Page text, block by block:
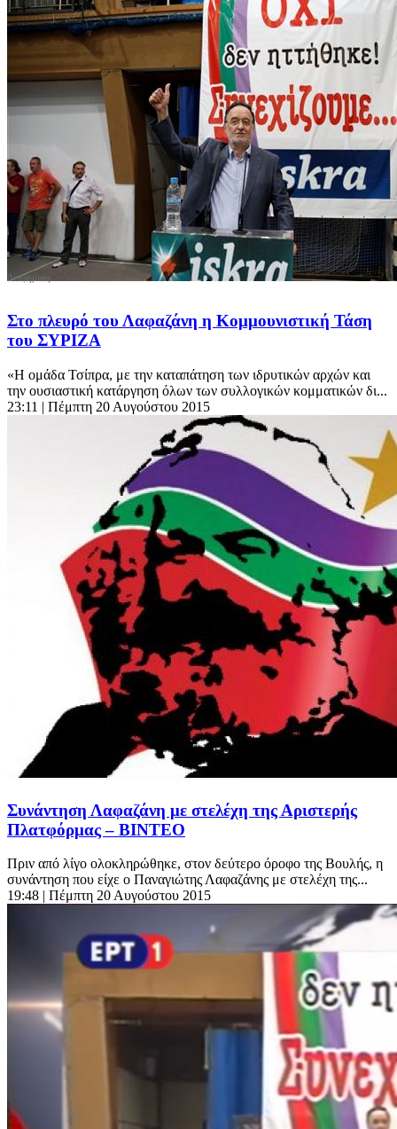
Στο πλευρό του Λαφαζάνη η Κομμουνιστική Τάση
του ΣΥΡΙΖΑ
«Η ομάδα Τσίπρα, με την καταπάτηση των ιδρυτικών αρχών και
την ουσιαστική κατάργηση όλων των συλλογικών κομματικών δι...
23:11 | Πέμπτη 20 Αυγούστου 2015
Συνάντηση Λαφαζάνη με στελέχη της Αριστερής
Πλατφόρμας – ΒΙΝΤΕΟ
Πριν από λίγο ολοκληρώθηκε, στον δεύτερο όροφο της Βουλής, η
συνάντηση που είχε ο Παναγιώτης Λαφαζάνης με στελέχη της...
19:48 | Πέμπτη 20 Αυγούστου 2015